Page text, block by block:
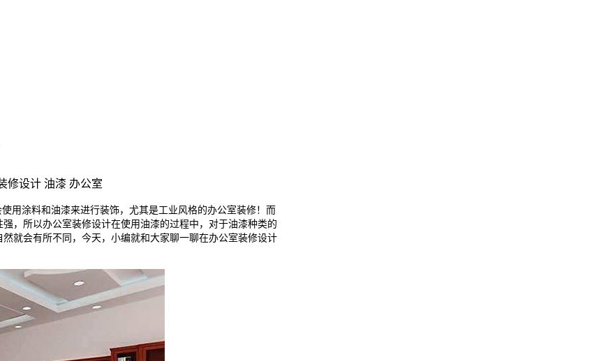
修设计 油漆 办公室
用涂料和油漆来进行装饰，尤其是工业风格的办公室装修！而
，所以办公室装修设计在使用油漆的过程中，对于油漆种类的
就会有所不同，今天，小编就和大家聊一聊在办公室装修设计